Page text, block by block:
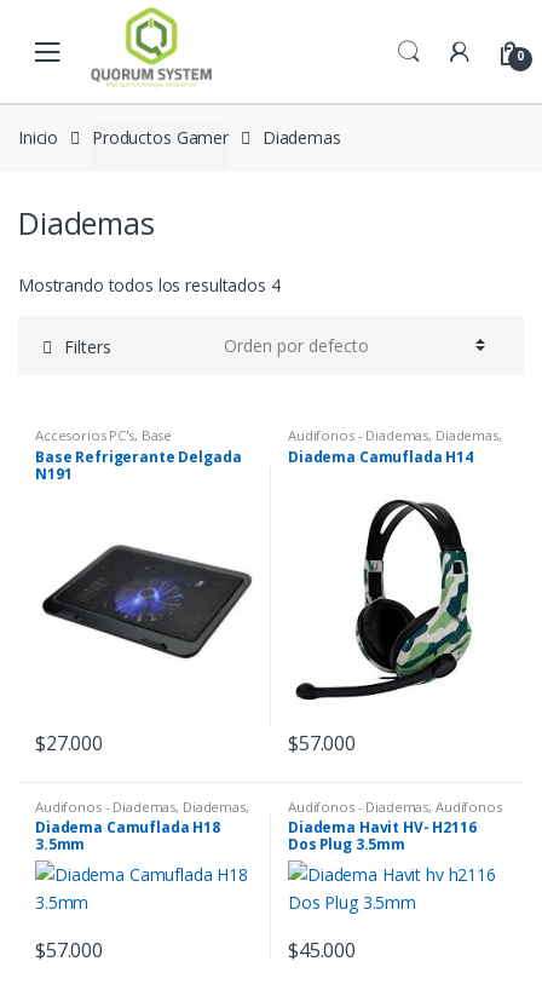
Skip to navigation
0
Inicio Productos Gamer Diademas
Diademas
Mostrando todos los resultados 4
Filters
Accesorios PC's, Base
Refrigerante Diademas
Base Refrigerante Delgada
N191
$27.000
Audifonos - Diademas, Diademas,
Productos Gamer
Diadema Camuflada H14
$57.000
Audifonos - Diademas, Diademas,
Productos Gamer
Diadema Camuflada H18
3.5mm
$57.000
Audifonos - Diademas, Audífonos
Gamer Diademas , Productos
Gamer
Diadema Havit HV- H2116
Dos Plug 3.5mm
$45.000